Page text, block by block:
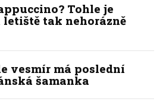
Tohle je
letiště tak nehorázně
vesmír má poslední
šamanka